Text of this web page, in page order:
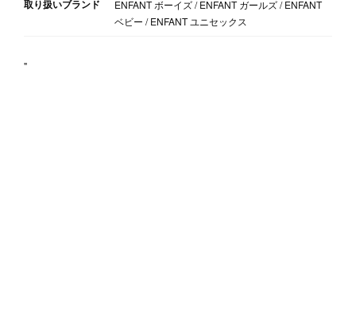
取り扱いブランド
ENFANT ボーイズ / ENFANT ガールズ / ENFANT
ベビー / ENFANT ユニセックス
"